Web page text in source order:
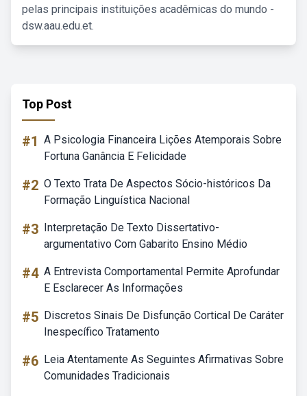
pelas principais instituições acadêmicas do mundo -
dsw.aau.edu.et.
Top Post
#1 A Psicologia Financeira Lições Atemporais Sobre
Fortuna Ganância E Felicidade
#2 O Texto Trata De Aspectos Sócio-históricos Da
Formação Linguística Nacional
#3 Interpretação De Texto Dissertativo-
argumentativo Com Gabarito Ensino Médio
#4 A Entrevista Comportamental Permite Aprofundar
E Esclarecer As Informações
#5 Discretos Sinais De Disfunção Cortical De Caráter
Inespecífico Tratamento
#6 Leia Atentamente As Seguintes Afirmativas Sobre
Comunidades Tradicionais